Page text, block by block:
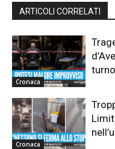
ARTICOLI CORRELATI
Cronaca
Cronaca